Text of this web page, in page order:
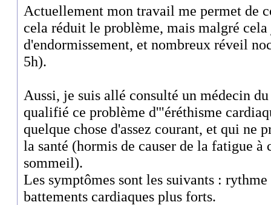
Actuellement mon travail me permet de
cela réduit le problème, mais malgré
d'endormissement, et nombreux réveil
5h).
Aussi, je suis allé consulté un médecin
qualifié ce problème d'"éréthisme
quelque chose d'assez courant, et qui ne
la santé (hormis de causer de la fatigue à
sommeil).
Les symptômes sont les suivants :
battements cardiaques plus forts.